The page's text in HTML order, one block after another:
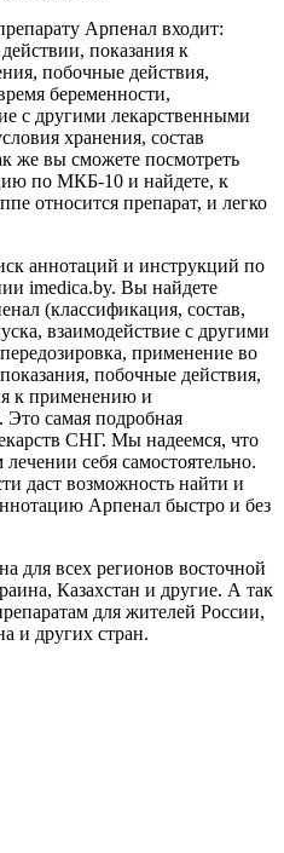
Арпенал входит:
показания к
побочные действия,
беременности,
с другими лекарственными
хранения, состав
же вы сможете посмотреть
по МКБ-10 и найдете, к
относится препарат, и легко
аннотаций и инструкций по
imedica.by. Вы найдете
(классификация, состав,
взаимодействие с другими
применение во
побочные действия,
к применению и
Это самая подробная
СНГ. Мы надеемся, что
себя самостоятельно.
даст возможность найти и
Арпенал быстро и без
для всех регионов восточной
Казахстан и другие. А так
для жителей России,
и других стран.